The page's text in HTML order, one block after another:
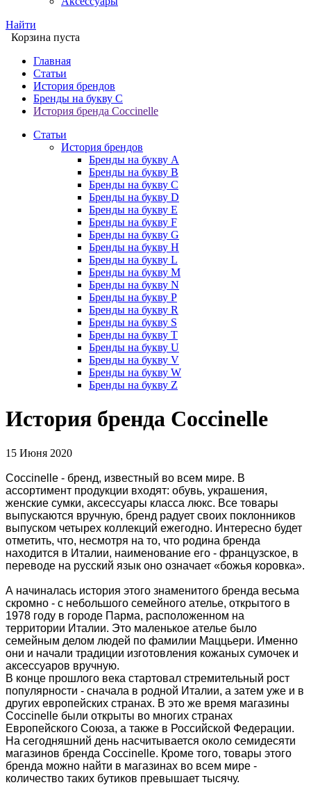
Найти
Корзина пуста
Главная
Статьи
История брендов
Бренды на букву C
История бренда Coccinelle
Статьи
История брендов
Бренды на букву A
Бренды на букву B
Бренды на букву C
Бренды на букву D
Бренды на букву E
Бренды на букву F
Бренды на букву G
Бренды на букву H
Бренды на букву L
Бренды на букву M
Бренды на букву N
Бренды на букву P
Бренды на букву R
Бренды на букву S
Бренды на букву T
Бренды на букву U
Бренды на букву V
Бренды на букву W
Бренды на букву Z
История бренда Coccinelle
15 Июня 2020
Coccinelle - бренд, известный во всем мире. В
ассортимент продукции входят: обувь, украшения,
женские сумки, аксессуары класса люкс. Все товары
выпускаются вручную, бренд радует своих поклонников
выпуском четырех коллекций ежегодно. Интересно будет
отметить, что, несмотря на то, что родина бренда
находится в Италии, наименование его - французское, в
переводе на русский язык оно означает «божья коровка».
А начиналась история этого знаменитого бренда весьма
скромно - с небольшого семейного ателье, открытого в
1978 году в городе Парма, расположенном на
территории Италии. Это маленькое ателье было
семейным делом людей по фамилии Маццьери. Именно
они и начали традиции изготовления кожаных сумочек и
аксессуаров вручную.
В конце прошлого века стартовал стремительный рост
популярности - сначала в родной Италии, а затем уже и в
других европейских странах. В это же время магазины
Coccinelle были открыты во многих странах
Европейского Союза, а также в Российской Федерации.
На сегодняшний день насчитывается около семидесяти
магазинов бренда Coccinelle. Кроме того, товары этого
бренда можно найти в магазинах во всем мире -
количество таких бутиков превышает тысячу.